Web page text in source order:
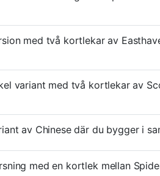
med två kortlekar av
variant med två kortlekar av
av Chinese där du bygger i
med en kortlek mellan